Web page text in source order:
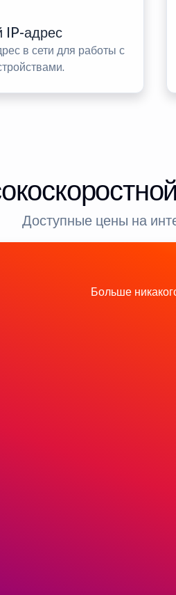
IP-адрес
в сети для работы с
Доступные цены на
Больше